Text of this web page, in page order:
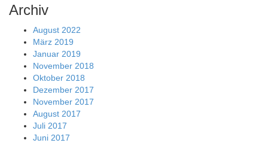
Archiv
August 2022
März 2019
Januar 2019
November 2018
Oktober 2018
Dezember 2017
November 2017
August 2017
Juli 2017
Juni 2017